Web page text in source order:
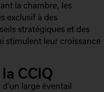
la chambre, les
exclusif à des
stratégiques et des
stimulent leur croissance
CCIQ
large éventail